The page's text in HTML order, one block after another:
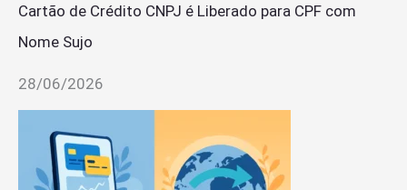
Cartão de Crédito CNPJ é Liberado para CPF com
Nome Sujo
28/06/2026